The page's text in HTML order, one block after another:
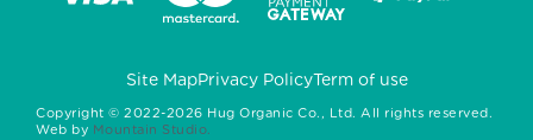
Site MapPrivacy PolicyTerm of use
Copyright © 2022-2026 Hug Organic Co., Ltd. All rights reserved.
Web by Mountain Studio.